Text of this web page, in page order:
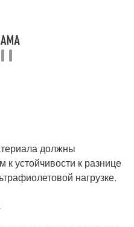
должны
к устойчивости к разнице
нагрузке.